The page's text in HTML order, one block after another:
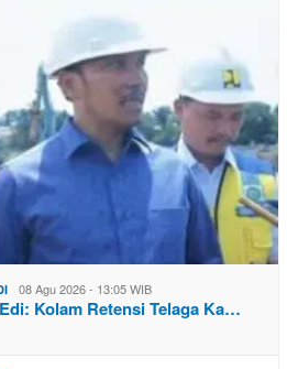
08 Agu 2026 - 13:05 WIB
Kolam Retensi Telaga Ka…